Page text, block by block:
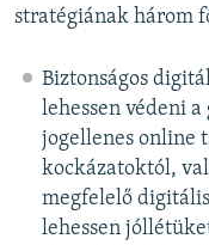
stratégiának három
Biztonságos
lehessen védeni
jogellenes online
kockázatoktól,
megfelelő
lehessen